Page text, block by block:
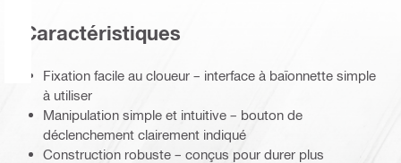
Caractéristiques
Fixation facile au cloueur – interface à baïonnette simple
à utiliser
Manipulation simple et intuitive – bouton de
déclenchement clairement indiqué
Construction robuste – conçus pour durer plus